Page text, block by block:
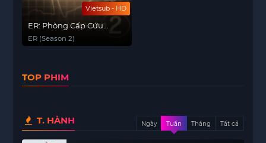
Vietsub - HD
ER: Phòng Cấp Cứu
(Phần 2)
ER (Season 2)
TOP PHIM
T. HÀNH Ngày Tuần Tháng Tất cả